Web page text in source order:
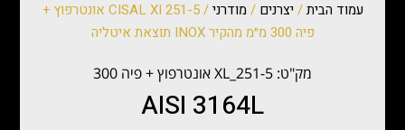
עמוד הבית/ יצרנים / מודרני
/ CISAL XI 251-5 אונטרפוץ +
פיה 300 מ״מ מהקיר INOX תוצאת איטליה
מק"ט: XL_251-5 אונטרפוץ + פיה 300
AISI 3164L